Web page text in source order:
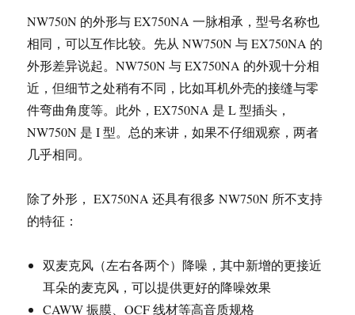
NW750N 的外形与 EX750NA 一脉相承，型号名称也
相同，可以互作比较。先从 NW750N 与 EX750NA 的
外形差异说起。NW750N 与 EX750NA 的外观十分相
近，但细节之处稍有不同，比如耳机外壳的接缝与零
件弯曲角度等。此外，EX750NA 是 L 型插头，
NW750N 是 I 型。总的来讲，如果不仔细观察，两者
几乎相同。
除了外形， EX750NA 还具有很多 NW750N 所不支持
的特征：
双麦克风（左右各两个）降噪，其中新增的更接近
耳朵的麦克风，可以提供更好的降噪效果
CAWW 振膜、OCF 线材等高音质规格